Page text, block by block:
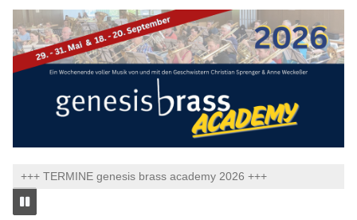
+++ TERMINE genesis brass academy 2026 +++